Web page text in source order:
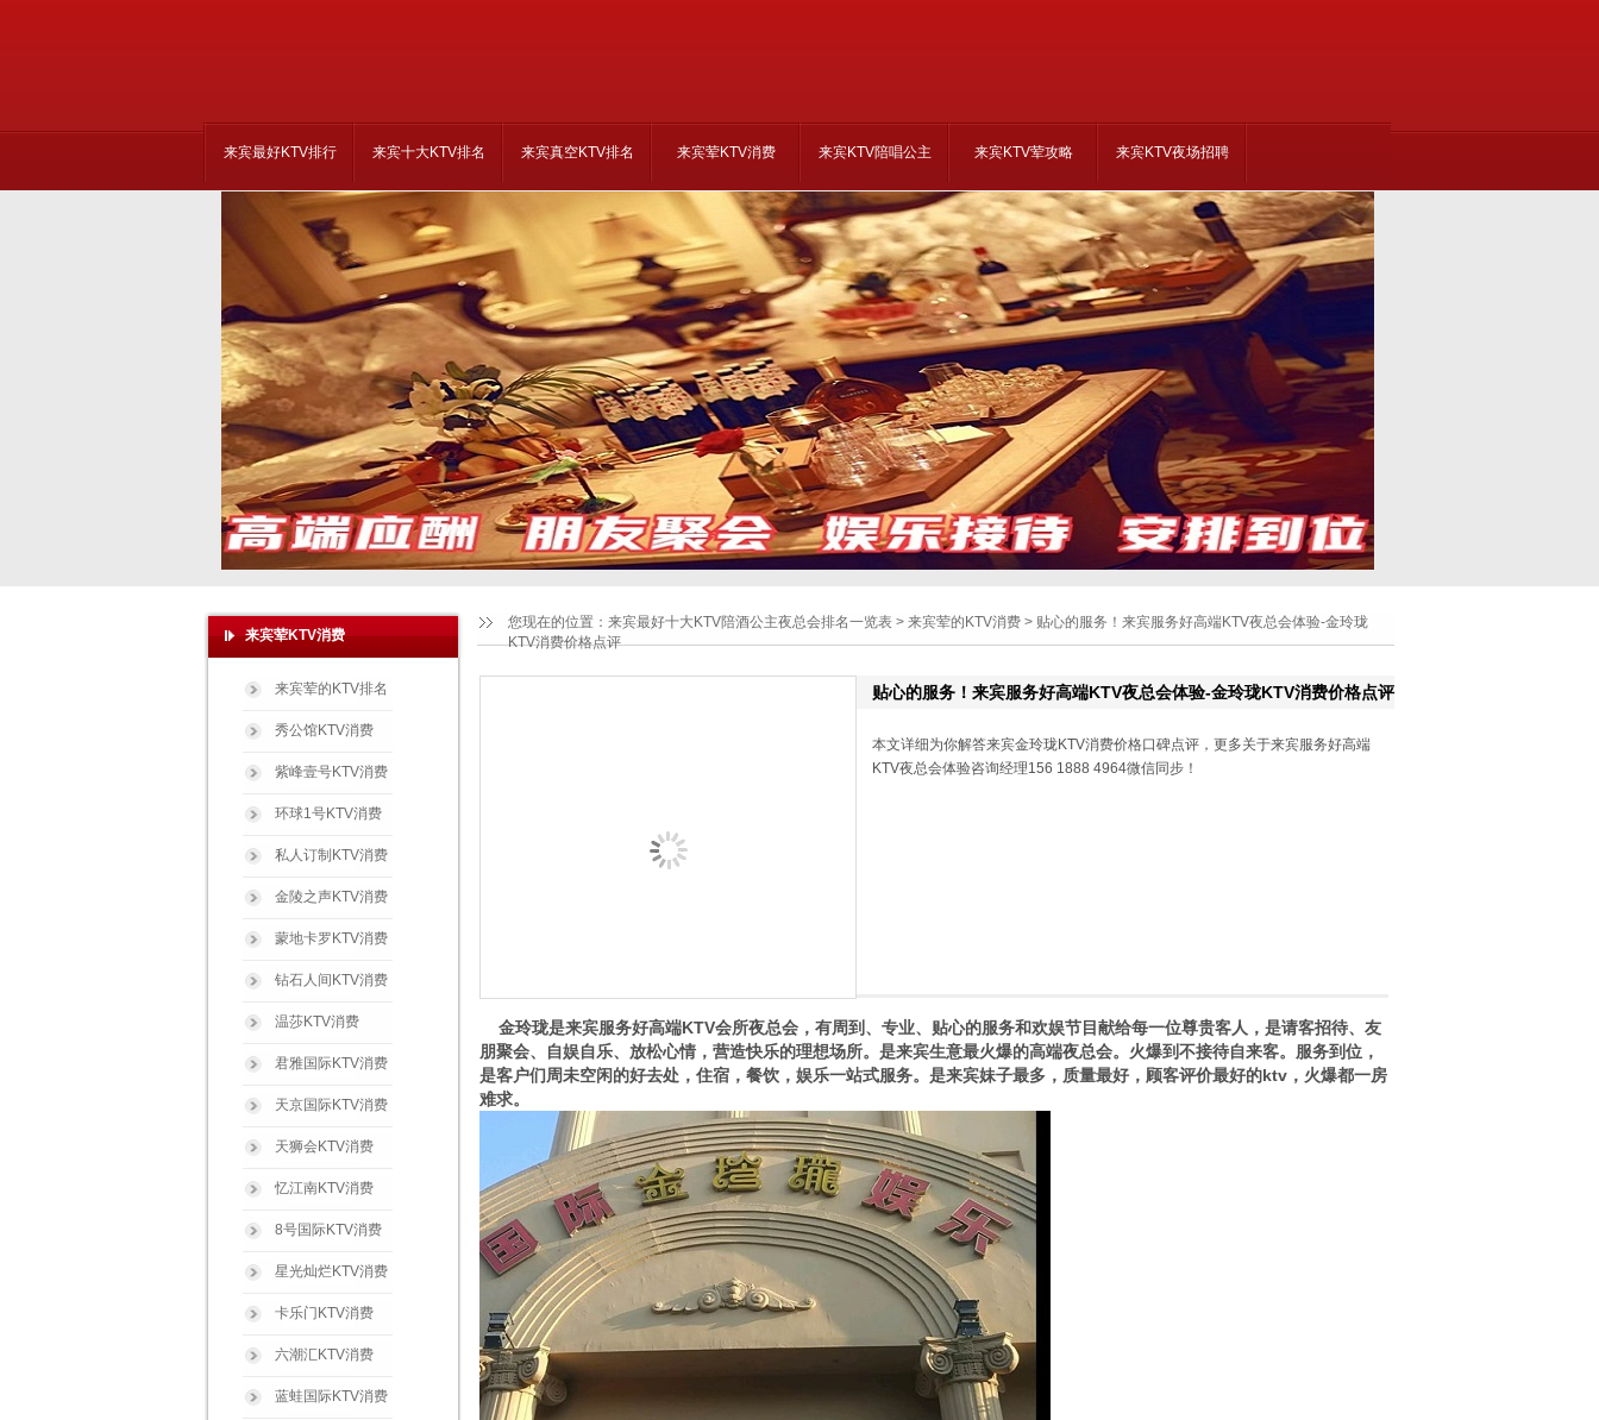
来宾最好KTV排行 来宾十大KTV排名 来宾真空KTV排名 来宾荤KTV消费 来宾KTV陪唱公主 来宾KTV荤攻略 来宾KTV夜场招聘
来宾荤KTV消费
来宾荤的KTV排名
秀公馆KTV消费
紫峰壹号KTV消费
环球1号KTV消费
私人订制KTV消费
金陵之声KTV消费
蒙地卡罗KTV消费
钻石人间KTV消费
温莎KTV消费
君雅国际KTV消费
天京国际KTV消费
天狮会KTV消费
忆江南KTV消费
8号国际KTV消费
星光灿烂KTV消费
卡乐门KTV消费
六潮汇KTV消费
蓝蛙国际KTV消费
您现在的位置： 来宾最好十大KTV陪酒公主夜总会排名一览表 > 来宾荤的KTV消费 > 贴心的服务！来宾服务好高端KTV夜总会体验-金玲珑
KTV消费价格点评
贴心的服务！来宾服务好高端KTV夜总会体验-金玲珑KTV消费价格点评
本文详细为你解答来宾金玲珑KTV消费价格口碑点评，更多关于来宾服务好高端
KTV夜总会体验咨询经理156 1888 4964微信同步！
金玲珑是来宾服务好高端KTV会所夜总会，有周到、专业、贴心的服务和欢娱节目献给每一位尊贵客人，是请客招待、友
朋聚会、自娱自乐、放松心情，营造快乐的理想场所。是来宾生意最火爆的高端夜总会。火爆到不接待自来客。服务到位，
是客户们周未空闲的好去处，住宿，餐饮，娱乐一站式服务。是来宾妹子最多，质量最好，顾客评价最好的ktv，火爆都一房
难求。